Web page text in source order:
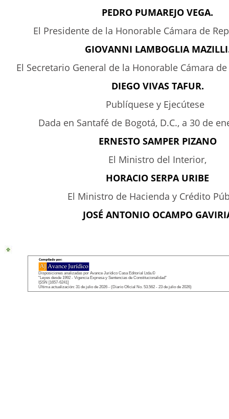
PEDRO PUMAREJO VEGA.
El Presidente de la Honorable Cámara de
GIOVANNI LAMBOGLIA
El Secretario General de la Honorable Cámara
DIEGO VIVAS TAFUR.
Publíquese y Ejecútese
Dada en Santafé de Bogotá, D.C., a 30 de
ERNESTO SAMPER PIZANO
El Ministro del Interior,
HORACIO SERPA URIBE
El Ministro de Hacienda y Crédito
JOSÉ ANTONIO OCAMPO
Disposiciones analizadas por Avance Jurídico Casa Editorial Ltda.©
"Leyes desde 1992 - Vigencia Expresa y Sentencias de Constitucionalidad"
ISSN [1657-6241]
Última actualización: 31 de julio de 2026 - (Diario Oficial No. 53.562 - 23 de julio de 2026)